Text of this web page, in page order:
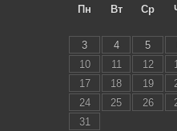
Пн
Вт Ср
3
4 5
10
11 12
17
18 19
24
25 26
31